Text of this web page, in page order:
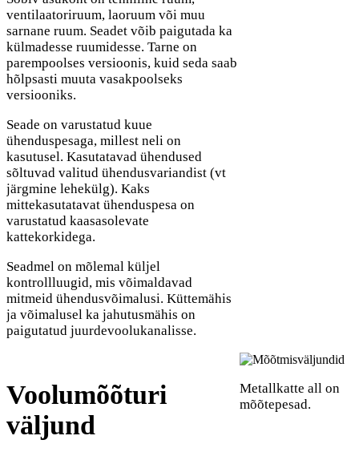
ventilaatoriruum, laoruum või muu
sarnane ruum. Seadet võib paigutada ka
külmadesse ruumidesse. Tarne on
parempoolses versioonis, kuid seda saab
hõlpsasti muuta vasakpoolseks
versiooniks.
Seade on varustatud kuue
ühenduspesaga, millest neli on
kasutusel. Kasutatavad ühendused
sõltuvad valitud ühendusvariandist (vt
järgmine lehekülg). Kaks
mittekasutatavat ühenduspesa on
varustatud kaasasolevate
kattekorkidega.
Seadmel on mõlemal küljel
kontrollluugid, mis võimaldavad
mitmeid ühendusvõimalusi. Küttemähis
ja võimalusel ka jahutusmähis on
paigutatud juurdevoolukanalisse.
Voolumõõturi
väljund
Metallkatte all on
mõõtepesad.